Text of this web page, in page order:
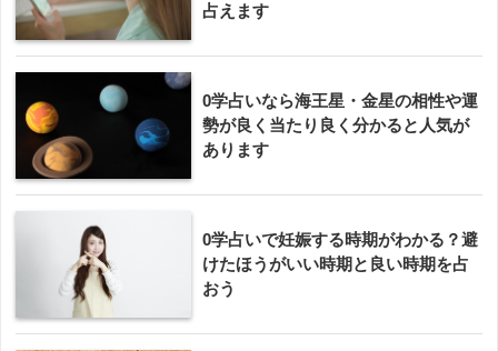
占えます
0学占いなら海王星・金星の相性や運
勢が良く当たり良く分かると人気が
あります
0学占いで妊娠する時期がわかる？避
けたほうがいい時期と良い時期を占
おう